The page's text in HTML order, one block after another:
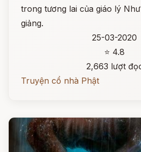
trong tương lai của giáo lý
giảng.
25-03-2020
⭐ 4.8
2,663 lượt
Truyện cổ nhà Phật